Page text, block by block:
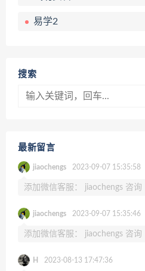
易学2
搜索
最新留言
jiaochengs 2023-09-07 15:35:58
添加微信客服： jiaochengs 咨询
jiaochengs 2023-09-07 15:35:46
添加微信客服： jiaochengs 咨询
H 2023-08-13 17:47:36